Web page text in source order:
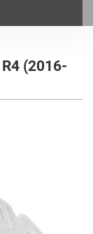
(2016-